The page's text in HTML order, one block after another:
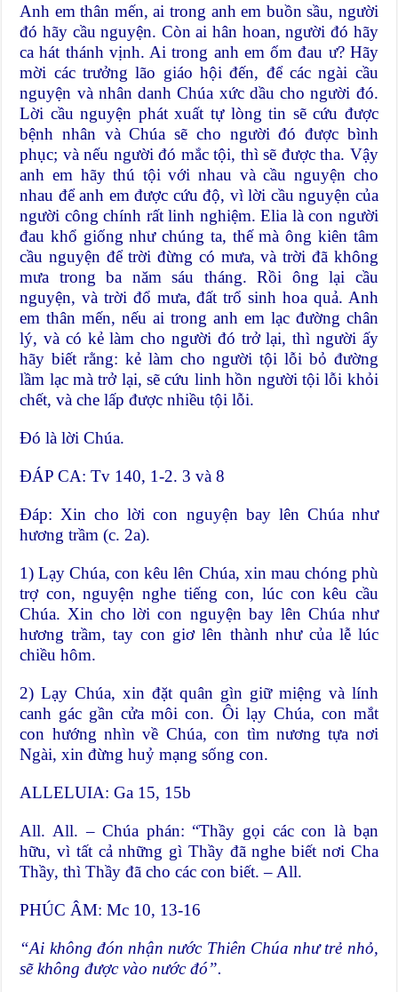
Anh em thân mến, ai trong anh em buồn sầu, người
đó hãy cầu nguyện. Còn ai hân hoan, người đó hãy
ca hát thánh vịnh. Ai trong anh em ốm đau ư? Hãy
mời các trưởng lão giáo hội đến, để các ngài cầu
nguyện và nhân danh Chúa xức dầu cho người đó.
Lời cầu nguyện phát xuất tự lòng tin sẽ cứu được
bệnh nhân và Chúa sẽ cho người đó được bình
phục; và nếu người đó mắc tội, thì sẽ được tha. Vậy
anh em hãy thú tội với nhau và cầu nguyện cho
nhau để anh em được cứu độ, vì lời cầu nguyện của
người công chính rất linh nghiệm. Elia là con người
đau khổ giống như chúng ta, thế mà ông kiên tâm
cầu nguyện để trời đừng có mưa, và trời đã không
mưa trong ba năm sáu tháng. Rồi ông lại cầu
nguyện, và trời đổ mưa, đất trổ sinh hoa quả. Anh
em thân mến, nếu ai trong anh em lạc đường chân
lý, và có kẻ làm cho người đó trở lại, thì người ấy
hãy biết rằng: kẻ làm cho người tội lỗi bỏ đường
lầm lạc mà trở lại, sẽ cứu linh hồn người tội lỗi khỏi
chết, và che lấp được nhiều tội lỗi.
Ðó là lời Chúa.
ÐÁP CA: Tv 140, 1-2. 3 và 8
Ðáp: Xin cho lời con nguyện bay lên Chúa như
hương trầm (c. 2a).
1) Lạy Chúa, con kêu lên Chúa, xin mau chóng phù
trợ con, nguyện nghe tiếng con, lúc con kêu cầu
Chúa. Xin cho lời con nguyện bay lên Chúa như
hương trầm, tay con giơ lên thành như của lễ lúc
chiều hôm.
2) Lạy Chúa, xin đặt quân gìn giữ miệng và lính
canh gác gần cửa môi con. Ôi lạy Chúa, con mắt
con hướng nhìn về Chúa, con tìm nương tựa nơi
Ngài, xin đừng huỷ mạng sống con.
ALLELUIA: Ga 15, 15b
All. All. – Chúa phán: “Thầy gọi các con là bạn
hữu, vì tất cả những gì Thầy đã nghe biết nơi Cha
Thầy, thì Thầy đã cho các con biết. – All.
PHÚC ÂM: Mc 10, 13-16
“Ai không đón nhận nước Thiên Chúa như trẻ nhỏ,
sẽ không được vào nước đó”.